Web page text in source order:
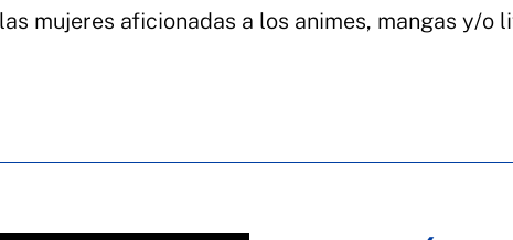
mujeres aficionadas a los animes, mangas y/o